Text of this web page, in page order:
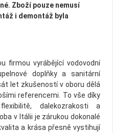
Zboží pouze nemusí
i demontáž byla
firmou vyrábějící vodovodní
doplňky a sanitární
let zkušeností v oboru dělá
referencemi. To vše díky
dalekozrakosti a
v Itálii je zárukou dokonalé
a krása přesně vystihují